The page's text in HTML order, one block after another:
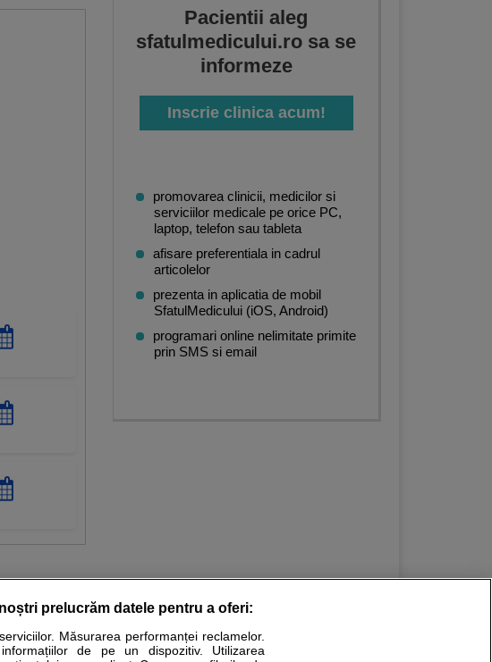
Pacientii aleg
sfatulmedicului.ro sa se
informeze
Inscrie clinica acum!
promovarea clinicii, medicilor si
serviciilor medicale pe orice PC,
laptop, telefon sau tableta
afisare preferentiala in cadrul
articolelor
prezenta in aplicatia de mobil
SfatulMedicului (iOS, Android)
programari online nelimitate primite
prin SMS si email
Calculatoare Stiri medicale
prelucrăm datele pentru a oferi:
Măsurarea performanței reclamelor.
de pe un dispozitiv. Utilizarea